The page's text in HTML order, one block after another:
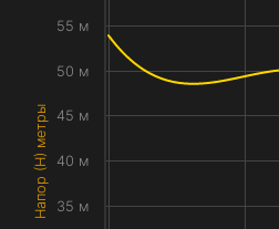
Напор (H) метры 35 м
40 м
45 м
50 м
55 м